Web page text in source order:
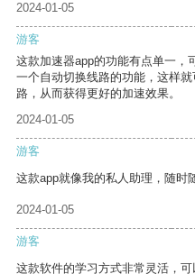
2024-01-05
游客
这款加速器app的功能有点单一，
一个自动切换线路的功能，这样
路，从而获得更好的加速效果。
2024-01-05
游客
这款app就像我的私人助理，随时
2024-01-05
游客
这款软件的学习方式非常灵活，